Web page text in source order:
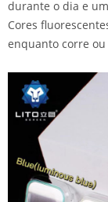
durante o dia e
Cores
enquanto corre ou